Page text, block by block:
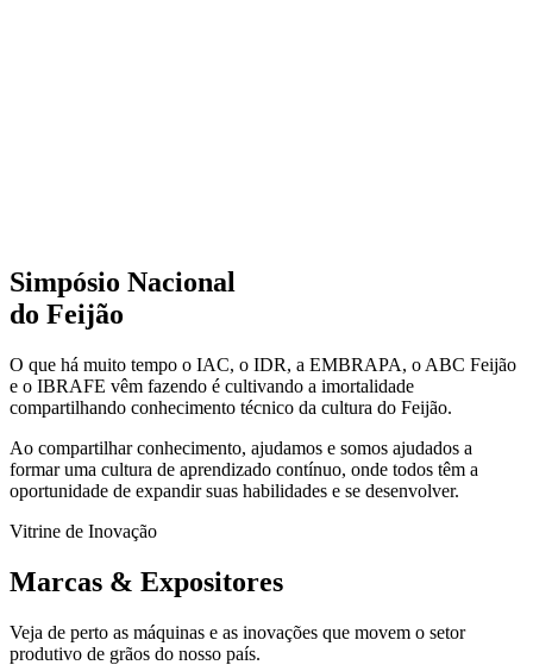
Simpósio Nacional
do Feijão
O que há muito tempo o IAC, o IDR, a EMBRAPA, o ABC Feijão
e o IBRAFE vêm fazendo é cultivando a imortalidade
compartilhando conhecimento técnico da cultura do Feijão.
Ao compartilhar conhecimento, ajudamos e somos ajudados a
formar uma cultura de aprendizado contínuo, onde todos têm a
oportunidade de expandir suas habilidades e se desenvolver.
Vitrine de Inovação
Marcas & Expositores
Veja de perto as máquinas e as inovações que movem o setor
produtivo de grãos do nosso país.